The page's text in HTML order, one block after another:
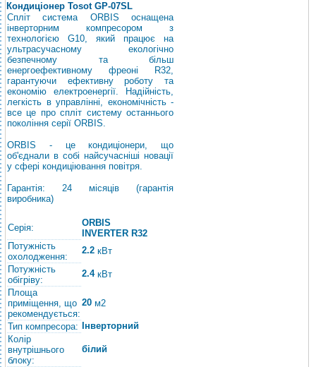
Кондиціонер Tosot GP-07SL
Спліт система ORBIS оснащена
інверторним компресором з
технологією G10, який працює на
ультрасучасному екологічно
безпечному та більш
енергоефективному фреоні R32,
гарантуючи ефективну роботу та
економію електроенергії. Надійність,
легкість в управлінні, економічність -
все це про спліт систему останнього
покоління серії ORBIS.
ORBIS - це кондиціонери, що
об'єднали в собі найсучасніші новації
у сфері кондиціювання повітря.
Гарантія: 24 місяців (гарантія
виробника)
Серія:
ORBIS
INVERTER R32
Потужність
охолодження:
2.2 кВт
Потужність
обігріву:
2.4кВт
Площа
приміщення, що
рекомендується:
20 м2
Тип компресора:
Інверторний
Колір
внутрішнього
блоку:
білий